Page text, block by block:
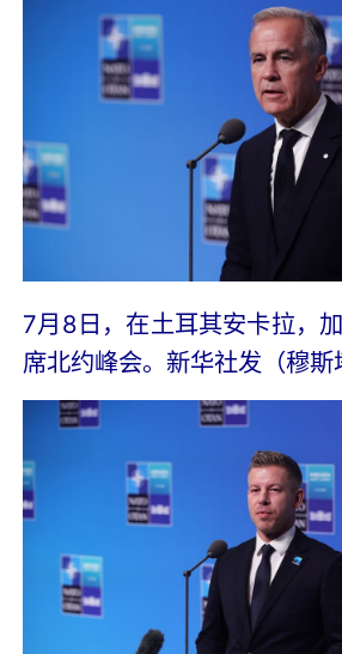
7月8日，在土耳其安卡拉，
席北约峰会。新华社发（穆斯